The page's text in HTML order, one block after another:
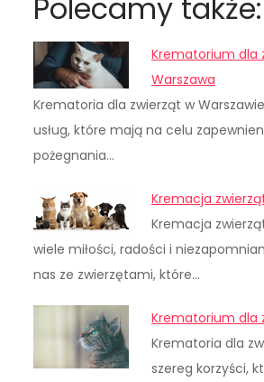
Polecamy także:
Krematorium dla
Warszawa
Krematoria dla zwierząt w
usług, które mają na celu
pożegnania…
Kremacja
Kremacja
wiele miłości, radości i
nas ze zwierzętami, które…
Krematorium dla
Krematoria dla
szereg korzyści,